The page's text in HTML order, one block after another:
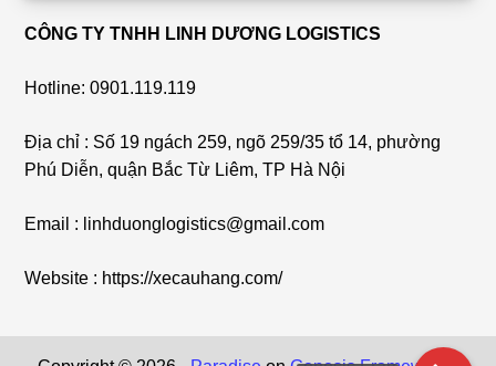
CÔNG TY TNHH LINH DƯƠNG LOGISTICS
Hotline: 0901.119.119
Địa chỉ : Số 19 ngách 259, ngõ 259/35 tổ 14, phường
Phú Diễn, quận Bắc Từ Liêm, TP Hà Nội
Email : linhduonglogistics@gmail.com
Website : https://xecauhang.com/